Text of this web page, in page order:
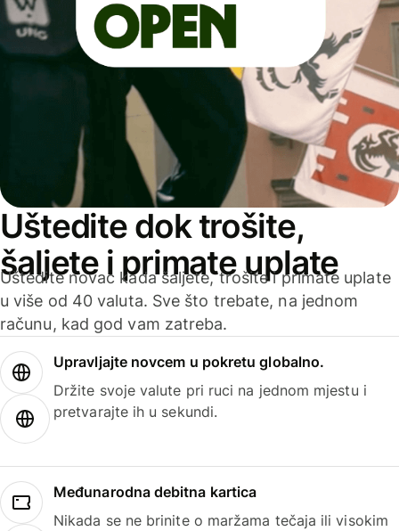
Uštedite dok trošite,
šaljete i primate uplate
Uštedite novac kada šaljete, trošite i primate uplate
u više od 40 valuta. Sve što trebate, na jednom
računu, kad god vam zatreba.
Upravljajte novcem u pokretu globalno.
Držite svoje valute pri ruci na jednom mjestu i
pretvarajte ih u sekundi.
Međunarodna debitna kartica
Nikada se ne brinite o maržama tečaja ili visokim